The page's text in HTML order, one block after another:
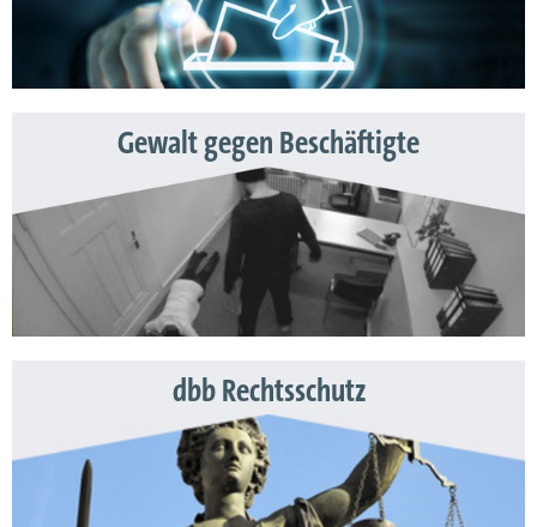
Gewalt gegen Beschäftigte
dbb Rechtsschutz